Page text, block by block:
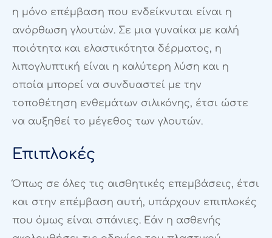
η μόνο επέμβαση που ενδείκνυται είναι η
ανόρθωση γλουτών. Σε μια γυναίκα με καλή
ποιότητα και ελαστικότητα δέρματος, η
λιπογλυπτική είναι η καλύτερη λύση και η
οποία μπορεί να συνδυαστεί με την
τοποθέτηση ενθεμάτων σιλικόνης, έτσι ώστε
να αυξηθεί το μέγεθος των γλουτών.
Επιπλοκές
Όπως σε όλες τις αισθητικές επεμβάσεις, έτσι
και στην επέμβαση αυτή, υπάρχουν επιπλοκές
που όμως είναι σπάνιες. Εάν η ασθενής